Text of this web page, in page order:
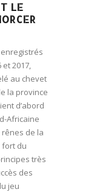
LE
2017,
au chevet
la province
d’abord
Africaine
de la
fort du
très
des
jeu